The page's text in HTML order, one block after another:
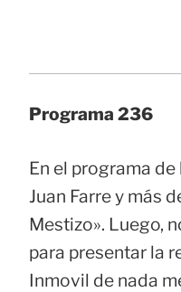
Programa 236
En el programa
Juan Farre y más
Mestizo». Luego,
para presentar la
Inmovil de nada